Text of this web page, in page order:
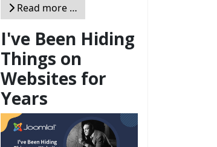
Read more …
I've Been Hiding
Things on
Websites for
Years